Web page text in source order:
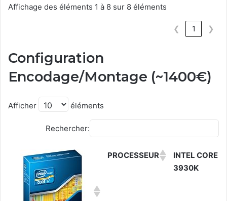
Affichage des éléments 1 à 8 sur 8 éléments
❮ 1 ❯
Configuration
Encodage/Montage (~1400€)
Afficher éléments
Rechercher:
PROCESSEUR
INTEL CORE
3930K